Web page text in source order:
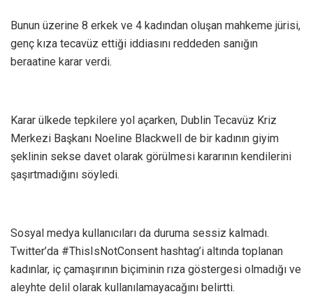
Bunun üzerine 8 erkek ve 4 kadından oluşan mahkeme jürisi,
genç kıza tecavüz ettiği iddiasını reddeden sanığın
beraatine karar verdi.
Karar ülkede tepkilere yol açarken, Dublin Tecavüz Kriz
Merkezi Başkanı Noeline Blackwell de bir kadının giyim
şeklinin sekse davet olarak görülmesi kararının kendilerini
şaşırtmadığını söyledi.
Sosyal medya kullanıcıları da duruma sessiz kalmadı.
Twitter’da #ThisIsNotConsent hashtag’i altında toplanan
kadınlar, iç çamaşırının biçiminin rıza göstergesi olmadığı ve
aleyhte delil olarak kullanılamayacağını belirtti.